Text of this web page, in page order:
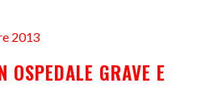
2013
GRAVE E